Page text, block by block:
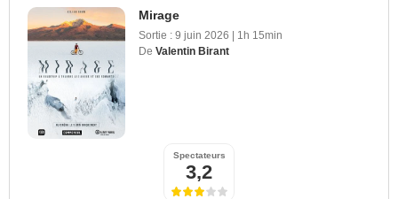
Mirage
Sortie : 9 juin 2026 | 1h 15min
De Valentin Birant
Spectateurs
3,2